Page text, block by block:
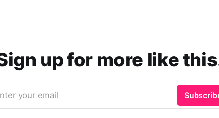
up for more like
your email